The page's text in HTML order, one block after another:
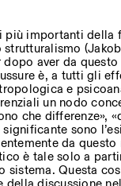
più importanti della
aver da
è, a tutti gli
e
un nodo
che differenze»,
sono
da
è tale solo a
Questa